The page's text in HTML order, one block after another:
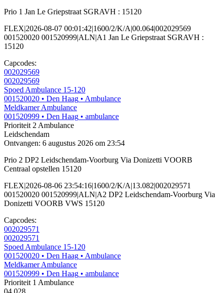
Prio 1 Jan Le Griepstraat SGRAVH : 15120
FLEX|2026-08-07 00:01:42|1600/2/K/A|00.064|002029569
001520020 001520999|ALN|A1 Jan Le Griepstraat SGRAVH :
15120
Capcodes:
002029569
002029569
Spoed Ambulance 15-120
001520020 • Den Haag • Ambulance
Meldkamer Ambulance
001520999 • Den Haag • ambulance
Prioriteit 2 Ambulance
Leidschendam
Ontvangen: 6 augustus 2026 om 23:54
Prio 2 DP2 Leidschendam-Voorburg Via Donizetti VOORB
Centraal opstellen 15120
FLEX|2026-08-06 23:54:16|1600/2/K/A|13.082|002029571
001520020 001520999|ALN|A2 DP2 Leidschendam-Voorburg Via
Donizetti VOORB VWS 15120
Capcodes:
002029571
002029571
Spoed Ambulance 15-120
001520020 • Den Haag • Ambulance
Meldkamer Ambulance
001520999 • Den Haag • ambulance
Prioriteit 1 Ambulance